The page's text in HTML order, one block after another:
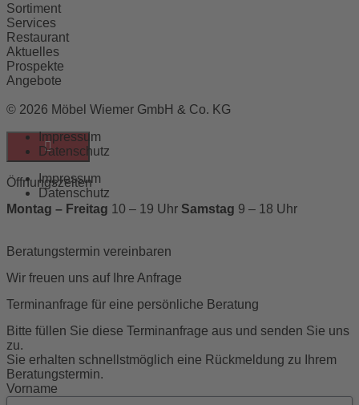
Sortiment
Services
Restaurant
Aktuelles
Prospekte
Angebote
© 2026 Möbel Wiemer GmbH & Co. KG
Impressum
Datenschutz
Impressum
Datenschutz
Öffnungszeiten
Montag – Freitag 10 – 19 Uhr Samstag 9 – 18 Uhr
Beratungstermin vereinbaren
Wir freuen uns auf Ihre Anfrage
Terminanfrage für eine persönliche Beratung
Bitte füllen Sie diese Terminanfrage aus und senden Sie uns
zu.
Sie erhalten schnellstmöglich eine Rückmeldung zu Ihrem
Beratungstermin.
Vorname